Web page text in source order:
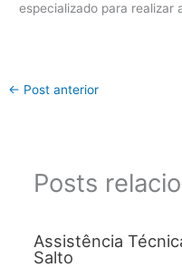
especializado para realizar
← Post anterior
Posts
Assistência
Salto